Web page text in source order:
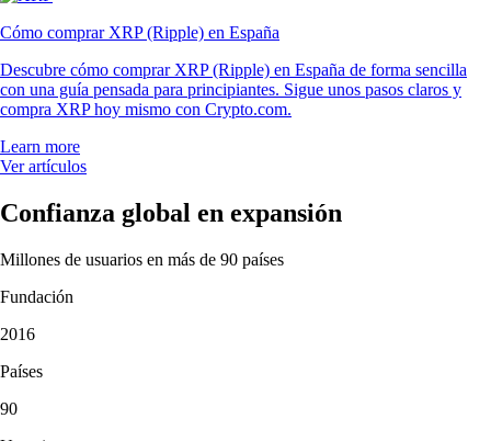
Cómo comprar XRP (Ripple) en España
Descubre cómo comprar XRP (Ripple) en España de forma sencilla
con una guía pensada para principiantes. Sigue unos pasos claros y
compra XRP hoy mismo con Crypto.com.
Learn more
Ver artículos
Confianza global en expansión
Millones de usuarios en más de 90 países
Fundación
2016
Países
90